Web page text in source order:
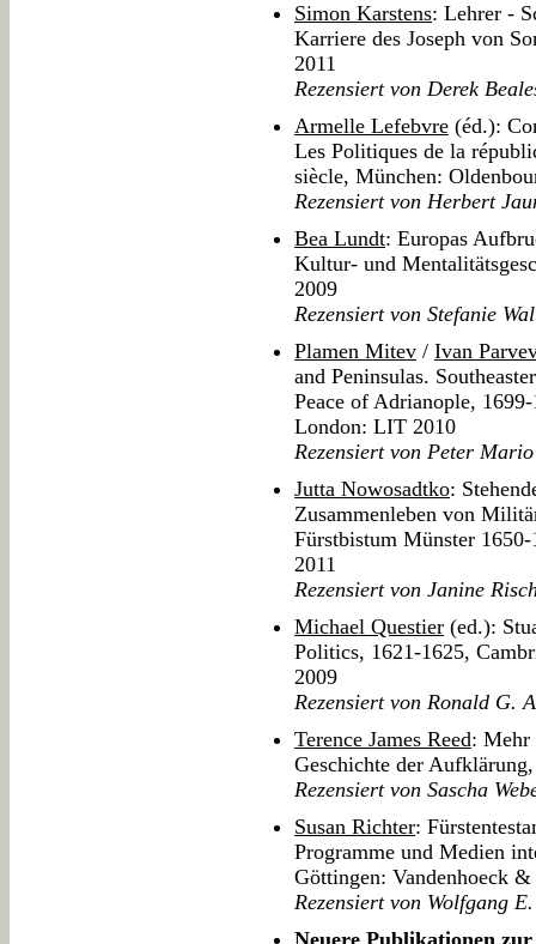
Simon Karstens: Lehrer -
Karriere des Joseph von
2011
Rezensiert von Derek
Armelle Lefebvre (éd.):
Les Politiques de la
siècle, München:
Rezensiert von Herbert
Bea Lundt: Europas
Kultur- und
2009
Rezensiert von Stefanie
Plamen Mitev / Ivan
and Peninsulas.
Peace of Adrianople,
London: LIT 2010
Rezensiert von Peter
Jutta Nowosadtko:
Zusammenleben von
Fürstbistum Münster
2011
Rezensiert von Janine
Michael Questier (ed.):
Politics, 1621-1625,
2009
Rezensiert von Ronald G.
Terence James Reed: Mehr
Geschichte der
Rezensiert von Sascha
Susan Richter:
Programme und Medien
Göttingen: Vandenhoeck
Rezensiert von Wolfgang